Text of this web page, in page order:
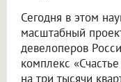
Сегодня в этом
масштабный
девелоперов
комплекс
на три тысячи